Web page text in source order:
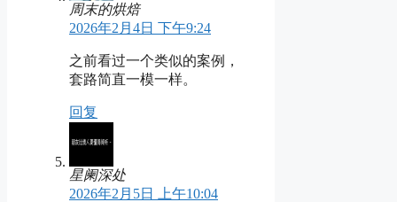
周末的烘焙
2026年2月4日 下午9:24
之前看过一个类似的案例，
套路简直一模一样。
回复
星阑深处
2026年2月5日 上午10:04